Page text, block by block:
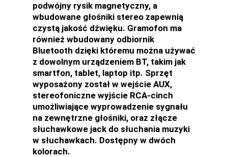
podwójny rysik magnetyczny, a
wbudowane głośniki stereo zapewnią
czystą jakość dźwięku. Gramofon ma
również wbudowany odbiornik
Bluetooth dzięki któremu można używać
z dowolnym urządzeniem BT, takim jak
smartfon, tablet, laptop itp. Sprzęt
wyposażony został w wejście AUX,
stereofoniczne wyjście RCA-cinch
umożliwiające wyprowadzenie sygnału
na zewnętrzne głośniki, oraz złącze
słuchawkowe jack do słuchania muzyki
w słuchawkach. Dostępny w dwóch
kolorach.